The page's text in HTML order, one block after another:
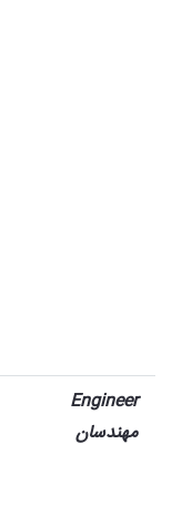
Engineer
مهندسان